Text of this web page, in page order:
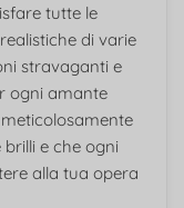
tutte le
di varie
stravaganti e
ogni amante
e che ogni
alla tua opera